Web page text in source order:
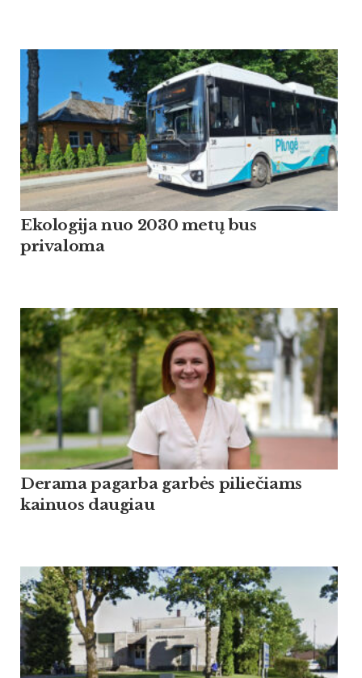
Ekologija nuo 2030 metų bus
privaloma
Derama pagarba garbės piliečiams
kainuos daugiau